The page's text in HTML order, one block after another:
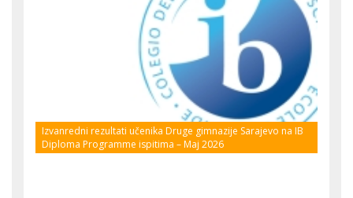
Izvanredni rezultati učenika Druge gimnazije Sarajevo na IB
Diploma Programme ispitima – Maj 2026